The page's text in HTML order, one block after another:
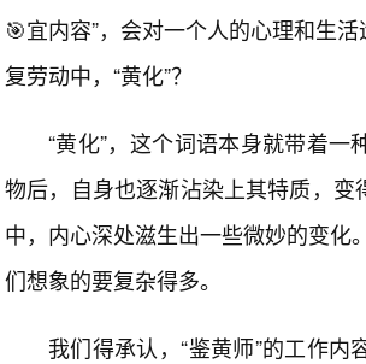
🎯宜内容”，会对一个人的心理和生
复劳动中，“黄化”？
“黄化”，这个词语本身就带着
物后，自身也逐渐沾染上其特质，
中，内心深处滋生出一些微妙的变化
们想象的要复杂得多。
我们得承认，“鉴黄师”的工作